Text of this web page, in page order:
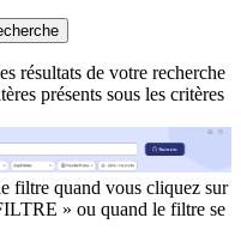
résultats de votre recherche
présents sous les critères
filtre quand vous cliquez sur
» ou quand le filtre se